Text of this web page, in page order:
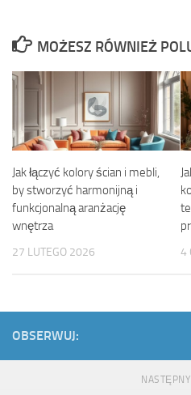
MOŻESZ RÓWNIEŻ
Jak łączyć kolory ścian i mebli,
by stworzyć harmonijną i
funkcjonalną aranżację
wnętrza
27 LUTEGO 2026 4
OBSERWUJ: